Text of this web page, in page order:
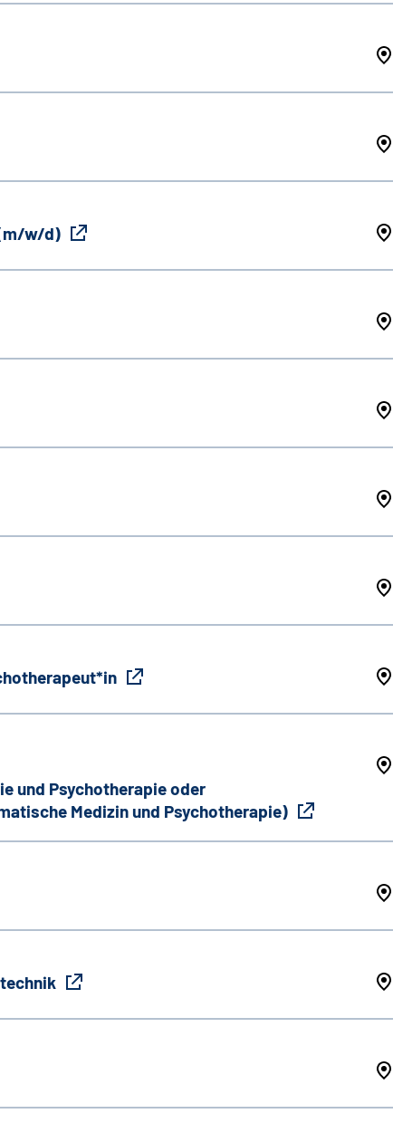
w/d)
und Psychotherapie oder
Medizin und Psychotherapie)